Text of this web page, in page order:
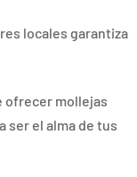
locales garantiza
ofrecer mollejas
ser el alma de tus